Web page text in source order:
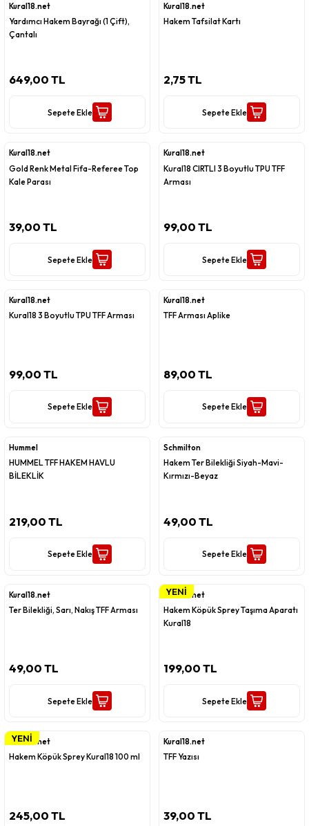
Kural18.net
Yardımcı Hakem Bayrağı (1 Çift),
Çantalı
649,00 TL
Sepete Ekle
Kural18.net
Hakem Tafsilat Kartı
2,75 TL
Sepete Ekle
Kural18.net
Gold Renk Metal Fifa-Referee Top
Kale Parası
39,00 TL
Sepete Ekle
Kural18.net
Kural18 CIRTLI 3 Boyutlu TPU TFF
Arması
99,00 TL
Sepete Ekle
Kural18.net
Kural18 3 Boyutlu TPU TFF Arması
99,00 TL
Sepete Ekle
Kural18.net
TFF Arması Aplike
89,00 TL
Sepete Ekle
Hummel
HUMMEL TFF HAKEM HAVLU
BİLEKLİK
219,00 TL
Sepete Ekle
Schmilton
Hakem Ter Bilekliği Siyah-Mavi-
Kırmızı-Beyaz
49,00 TL
Sepete Ekle
Kural18.net
Ter Bilekliği, Sarı, Nakış TFF Arması
49,00 TL
Sepete Ekle
YENİ
Kural18.net
Hakem Köpük Sprey Taşıma Aparatı
Kural18
199,00 TL
Sepete Ekle
YENİ
Kural18.net
Hakem Köpük Sprey Kural18 100 ml
245,00 TL
Kural18.net
TFF Yazısı
39,00 TL